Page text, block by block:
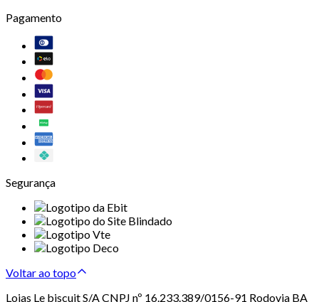
Pagamento
Segurança
Voltar ao topo
Lojas Le biscuit S/A CNPJ nº 16.233.389/0156-91 Rodovia BA